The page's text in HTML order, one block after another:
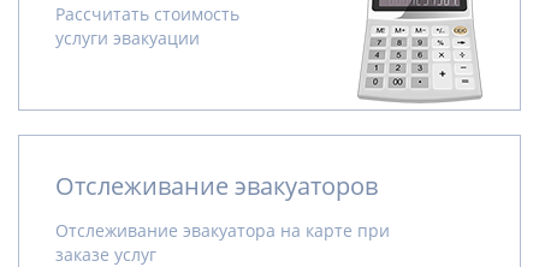
Рассчитать стоимость
услуги эвакуации
Отслеживание эвакуаторов
Отслеживание эвакуатора на карте при
заказе услуг